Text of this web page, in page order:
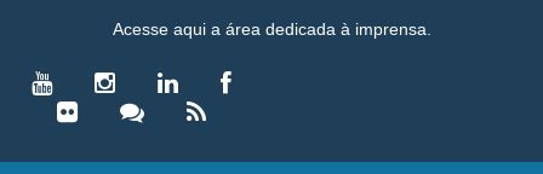
Acesse aqui a área dedicada à imprensa.